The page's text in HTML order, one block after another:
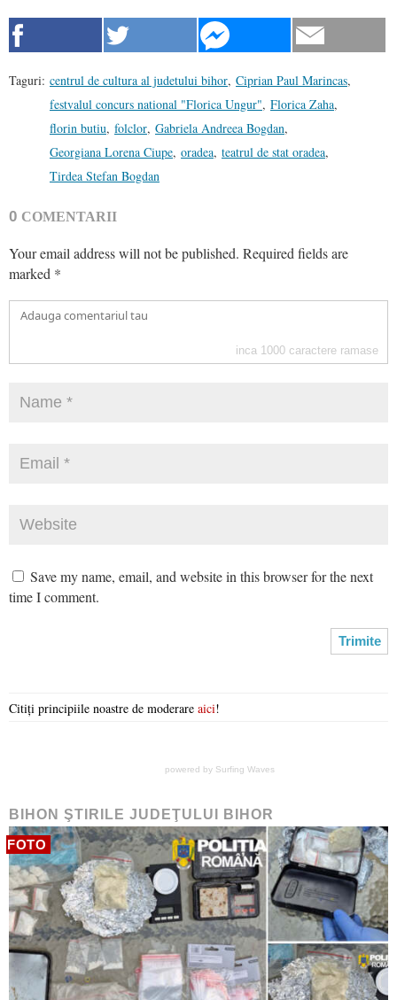
Taguri: centrul de cultura al judetului bihor, Ciprian Paul Marincas,
festvalul concurs national "Florica Ungur", Florica Zaha,
florin butiu, folclor, Gabriela Andreea Bogdan,
Georgiana Lorena Ciupe, oradea, teatrul de stat oradea,
Tirdea Stefan Bogdan
0 COMENTARII
Your email address will not be published. Required fields are
marked *
inca 1000 caractere ramase
Save my name, email, and website in this browser for the next
time I comment.
Citiți principiile noastre de moderare aici!
powered by Surfing Waves
BIHON ŞTIRILE JUDEŢULUI BIHOR
FOTO